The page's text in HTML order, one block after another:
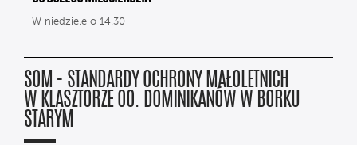
W niedziele o 14.30
SOM - STANDARDY OCHRONY MAŁOLETNICH
W KLASZTORZE OO. DOMINIKANÓW W BORKU
STARYM